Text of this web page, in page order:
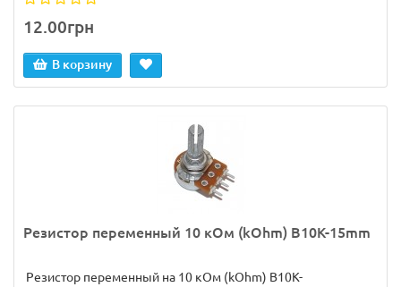
12.00грн
В корзину
Резистор переменный 10 кОм (kOhm) B10K-15mm
Резистор переменный на 10 кОм (kOhm) B10K-